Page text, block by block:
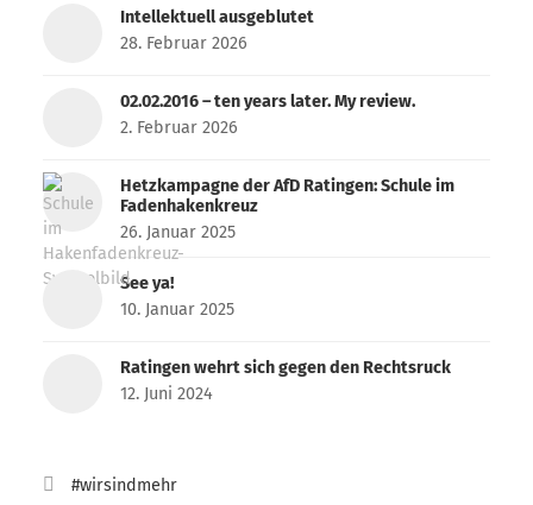
Intellektuell ausgeblutet
28. Februar 2026
02.02.2016 – ten years later. My review.
2. Februar 2026
Hetzkampagne der AfD Ratingen: Schule im
Fadenhakenkreuz
26. Januar 2025
See ya!
10. Januar 2025
Ratingen wehrt sich gegen den Rechtsruck
12. Juni 2024
#wirsindmehr